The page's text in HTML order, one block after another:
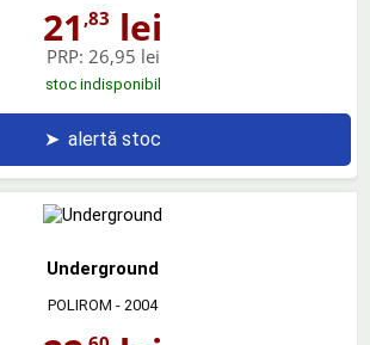
21 ,83 lei
PRP: 26,95 lei
stoc indisponibil
➤ alertă stoc
Underground
POLIROM - 2004